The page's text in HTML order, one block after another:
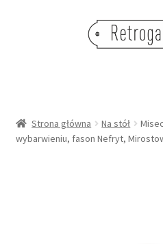
OBRAZY
Strona główna Na stół
wybarwieniu, fason Nefryt,